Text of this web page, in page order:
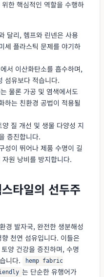
한 핵심적인 역할을 수행하
달리, 헴프와 린넨은 사용
세 플라스틱 문제를 야기하
서 이산화탄소를 흡수하며,
섬유보다 적습니다.
물론 가공 및 염색에서도
하는 친환경 공법이 적용될
양 질 개선 및 생물 다양성 지
증진합니다.
성이 뛰어나 제품 수명이 길
원 낭비를 방지합니다.
타일의 선두주
경 발자국, 완전한 생분해성
천연 섬유입니다. 이들은
양 건강을 증진하며, 수명
니다.
hemp fabric
는 단순한 유행어가